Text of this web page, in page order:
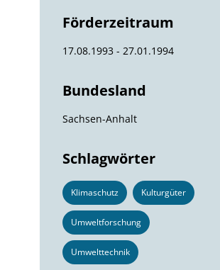
Förderzeitraum
17.08.1993 - 27.01.1994
Bundesland
Sachsen-Anhalt
Schlagwörter
Klimaschutz Kulturgüter
Umweltforschung
Umwelttechnik